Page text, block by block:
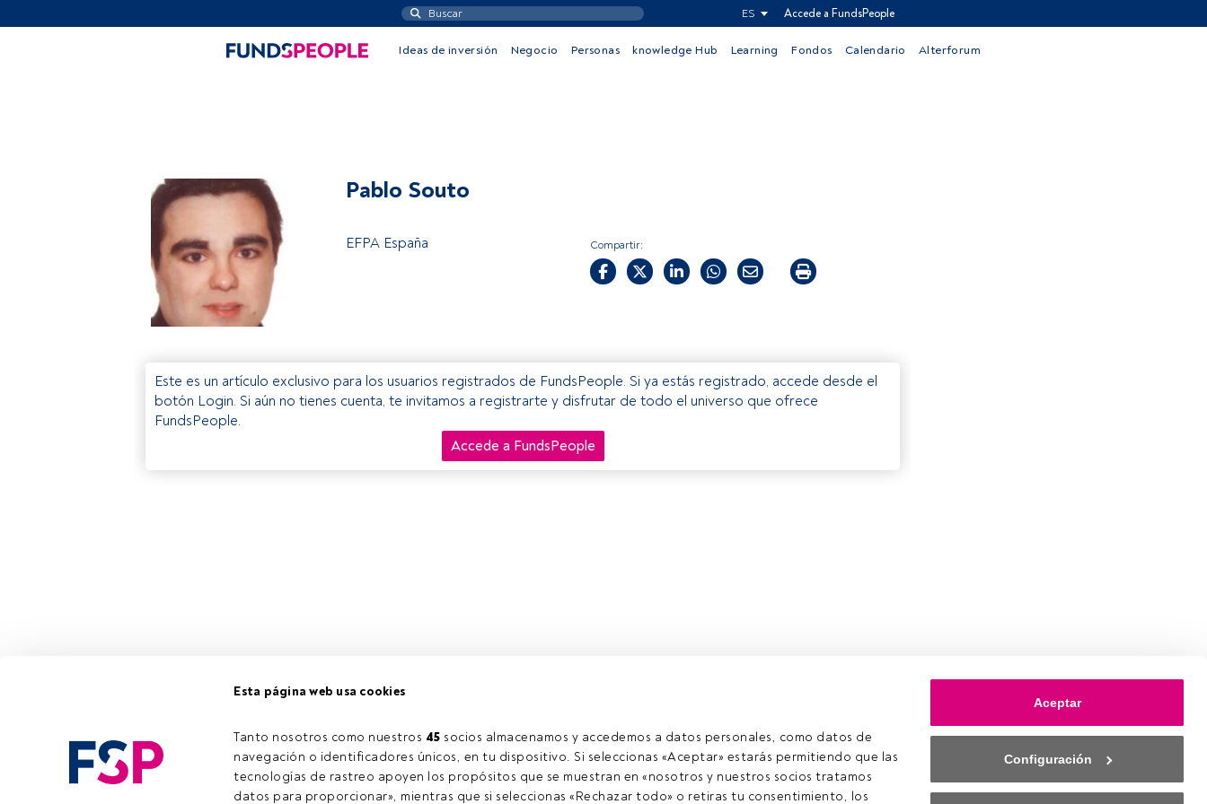
Esta página web usa cookies
Tanto nosotros como nuestros 45 socios almacenamos y accedemos a datos personales, como datos de
navegación o identificadores únicos, en tu dispositivo. Si seleccionas «Aceptar» estarás permitiendo que las
tecnologías de rastreo apoyen los propósitos que se muestran en «nosotros y nuestros socios tratamos
datos para proporcionar», mientras que si seleccionas «Rechazar todo» o retiras tu consentimiento, los
Aceptar
Configuración
ES Accede a FundsPeople
Ideas de inversión Negocio Personas knowledge Hub Learning Fondos Calendario Alterforum
Pablo Souto
EFPA España Compartir:
Este es un artículo exclusivo para los usuarios registrados de FundsPeople. Si ya estás registrado, accede desde el
botón Login. Si aún no tienes cuenta, te invitamos a registrarte y disfrutar de todo el universo que ofrece
FundsPeople.
Accede a FundsPeople